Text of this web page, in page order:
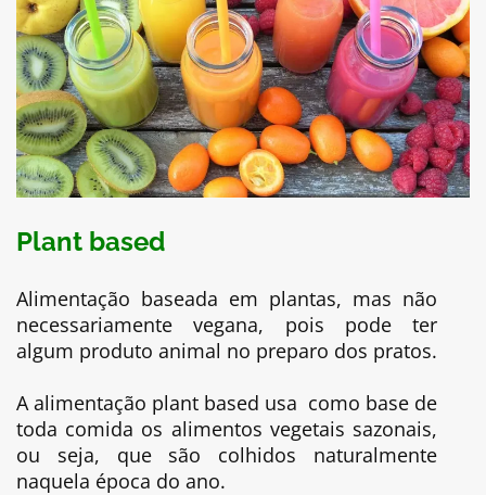
Plant based
Alimentação baseada em plantas, mas não
necessariamente vegana, pois pode ter
algum produto animal no preparo dos pratos.
A alimentação plant based usa como base de
toda comida os alimentos vegetais sazonais,
ou seja, que são colhidos naturalmente
naquela época do ano.